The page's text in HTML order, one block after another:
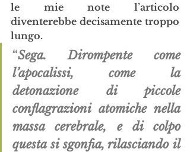
le mie note l’articolo
diventerebbe decisamente troppo
lungo.
“Sega. Dirompente come
l’apocalissi, come la
detonazione di piccole
conflagrazioni atomiche nella
massa cerebrale, e di colpo
questa si sgonfia, rilasciando il